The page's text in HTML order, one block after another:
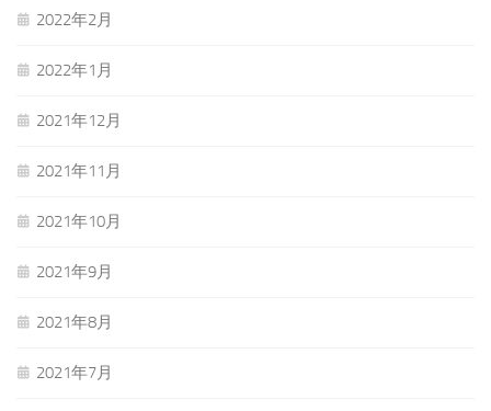
2022年2月
2022年1月
2021年12月
2021年11月
2021年10月
2021年9月
2021年8月
2021年7月